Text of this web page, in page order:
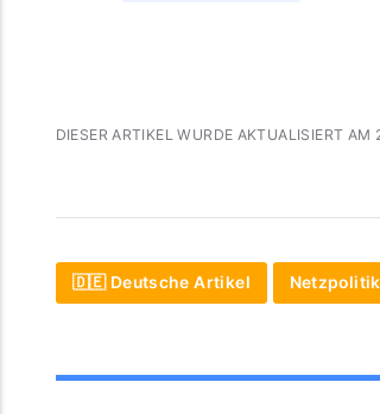
DIESER ARTIKEL WURDE AKTUALISIERT AM
🇩🇪 Deutsche Artikel Netzpolitik